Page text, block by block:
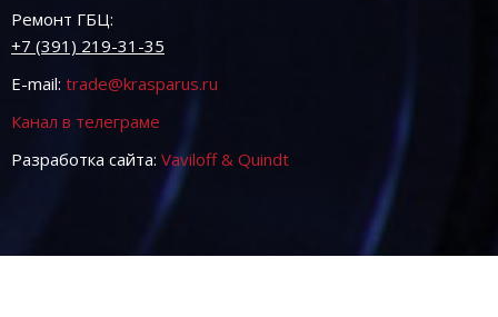
Ремонт ГБЦ:
+7 (391) 219-31-35
E-mail: trade@krasparus.ru
Канал в телеграме
Разработка сайта: Vaviloff & Quindt